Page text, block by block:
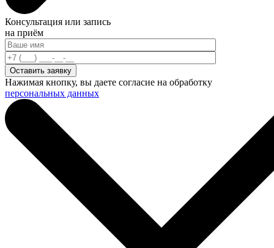
Консультация или запись
на приём
Нажимая кнопку, вы даете согласие на обработку
персональных данных